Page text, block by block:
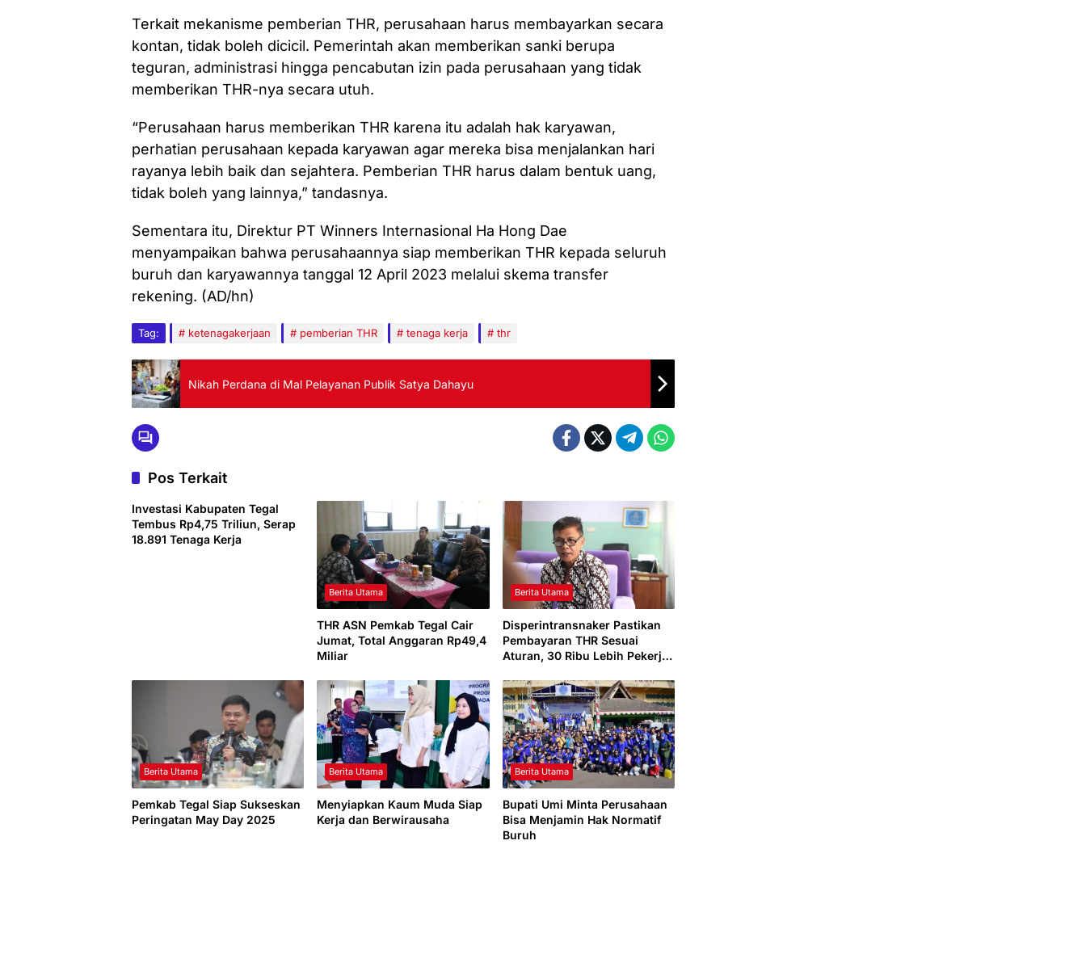
Terkait mekanisme pemberian THR, perusahaan harus membayarkan secara
kontan, tidak boleh dicicil. Pemerintah akan memberikan sanki berupa
teguran, administrasi hingga pencabutan izin pada perusahaan yang tidak
memberikan THR-nya secara utuh.
“Perusahaan harus memberikan THR karena itu adalah hak karyawan,
perhatian perusahaan kepada karyawan agar mereka bisa menjalankan hari
rayanya lebih baik dan sejahtera. Pemberian THR harus dalam bentuk uang,
tidak boleh yang lainnya,” tandasnya.
Sementara itu, Direktur PT Winners Internasional Ha Hong Dae
menyampaikan bahwa perusahaannya siap memberikan THR kepada seluruh
buruh dan karyawannya tanggal 12 April 2023 melalui skema transfer
rekening. (AD/hn)
Tag: ketenagakerjaan pemberian THR tenaga kerja thr
Nikah Perdana di Mal Pelayanan Publik Satya Dahayu
Pos Terkait
Investasi Kabupaten Tegal
Tembus Rp4,75 Triliun, Serap
18.891 Tenaga Kerja
Berita Utama
THR ASN Pemkab Tegal Cair
Jumat, Total Anggaran Rp49,4
Miliar
Berita Utama
Disperintransnaker Pastikan
Pembayaran THR Sesuai
Aturan, 30 Ribu Lebih Pekerja
Menerima
Berita Utama
Pemkab Tegal Siap Sukseskan
Peringatan May Day 2025
Berita Utama
Menyiapkan Kaum Muda Siap
Kerja dan Berwirausaha
Berita Utama
Bupati Umi Minta Perusahaan
Bisa Menjamin Hak Normatif
Buruh